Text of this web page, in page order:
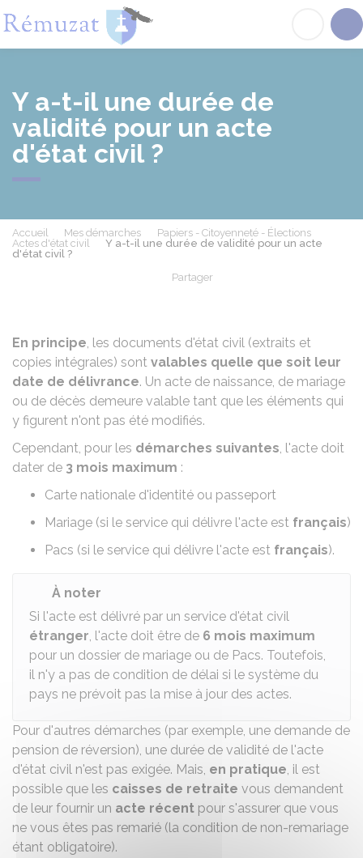
Y a-t-il une durée de
validité pour un acte
d'état civil ?
Accueil Mes démarches
Papiers - Citoyenneté - Élections
Actes d'état civil
Y a-t-il une durée de validité pour un acte
d'état civil ?
Partager
En principe, les documents d'état civil (extraits et
copies intégrales) sont valables quelle que soit leur
date de délivrance. Un acte de naissance, de mariage
ou de décès demeure valable tant que les éléments qui
y figurent n'ont pas été modifiés.
Cependant, pour les démarches suivantes, l'acte doit
dater de 3 mois maximum :
Carte nationale d'identité ou passeport
Mariage (si le service qui délivre l'acte est français)
Pacs (si le service qui délivre l'acte est français).
À noter
Si l'acte est délivré par un service d'état civil
étranger, l'acte doit être de 6 mois maximum
pour un dossier de mariage ou de Pacs. Toutefois,
il n'y a pas de condition de délai si le système du
pays ne prévoit pas la mise à jour des actes.
Pour d'autres démarches (par exemple, une demande de
pension de réversion), une durée de validité de l'acte
d'état civil n'est pas exigée. Mais, en pratique, il est
possible que les caisses de retraite vous demandent
de leur fournir un acte récent pour s'assurer que vous
ne vous êtes pas remarié (la condition de non-remariage
étant obligatoire).